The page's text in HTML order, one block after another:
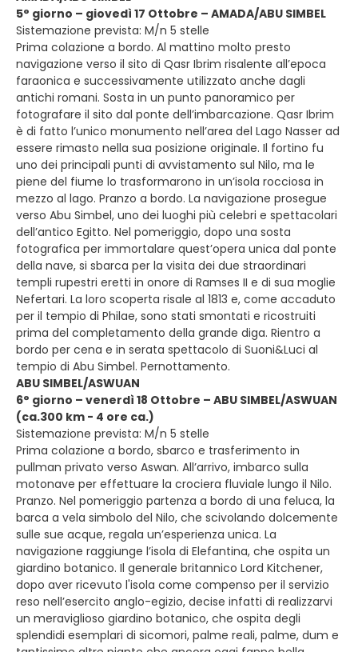
5° giorno – giovedì 17 Ottobre – AMADA/ABU SIMBEL
Sistemazione prevista: M/n 5 stelle
Prima colazione a bordo. Al mattino molto presto
navigazione verso il sito di Qasr Ibrim risalente all’epoca
faraonica e successivamente utilizzato anche dagli
antichi romani. Sosta in un punto panoramico per
fotografare il sito dal ponte dell’imbarcazione. Qasr Ibrim
è di fatto l’unico monumento nell’area del Lago Nasser ad
essere rimasto nella sua posizione originale. Il fortino fu
uno dei principali punti di avvistamento sul Nilo, ma le
piene del fiume lo trasformarono in un’isola rocciosa in
mezzo al lago. Pranzo a bordo. La navigazione prosegue
verso Abu Simbel, uno dei luoghi più celebri e spettacolari
dell’antico Egitto. Nel pomeriggio, dopo una sosta
fotografica per immortalare quest’opera unica dal ponte
della nave, si sbarca per la visita dei due straordinari
templi rupestri eretti in onore di Ramses II e di sua moglie
Nefertari. La loro scoperta risale al 1813 e, come accaduto
per il tempio di Philae, sono stati smontati e ricostruiti
prima del completamento della grande diga. Rientro a
bordo per cena e in serata spettacolo di Suoni&Luci al
tempio di Abu Simbel. Pernottamento.
ABU SIMBEL/ASWUAN
6° giorno – venerdì 18 Ottobre – ABU SIMBEL/ASWUAN
(ca.300 km - 4 ore ca.)
Sistemazione prevista: M/n 5 stelle
Prima colazione a bordo, sbarco e trasferimento in
pullman privato verso Aswan. All’arrivo, imbarco sulla
motonave per effettuare la crociera fluviale lungo il Nilo.
Pranzo. Nel pomeriggio partenza a bordo di una feluca, la
barca a vela simbolo del Nilo, che scivolando dolcemente
sulle sue acque, regala un’esperienza unica. La
navigazione raggiunge l’isola di Elefantina, che ospita un
giardino botanico. Il generale britannico Lord Kitchener,
dopo aver ricevuto l'isola come compenso per il servizio
reso nell’esercito anglo-egizio, decise infatti di realizzarvi
un meraviglioso giardino botanico, che ospita degli
splendidi esemplari di sicomori, palme reali, palme, dum e